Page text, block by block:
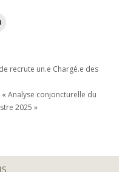
recrute un.e Chargé.e des
Analyse conjoncturelle du
2025 »